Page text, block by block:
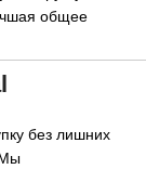
общее
без лишних
Мы